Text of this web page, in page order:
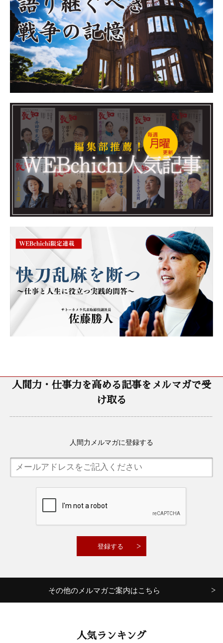
人間力・仕事力を高める記事をメルマガで受
け取る
人間力メルマガに登録する
その他のメルマガご案内はこちら
人気ランキング